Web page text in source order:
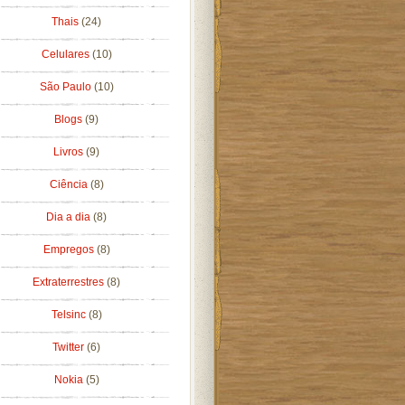
Thais (24)
Celulares (10)
São Paulo (10)
Blogs (9)
Livros (9)
Ciência (8)
Dia a dia (8)
Empregos (8)
Extraterrestres (8)
Telsinc (8)
Twitter (6)
Nokia (5)